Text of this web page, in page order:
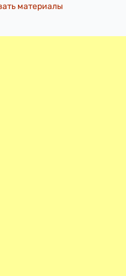
материалы